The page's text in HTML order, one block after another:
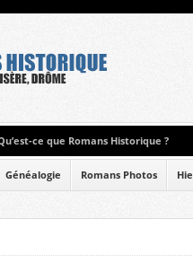
ce que Romans Historique ?
Généalogie Romans Photos